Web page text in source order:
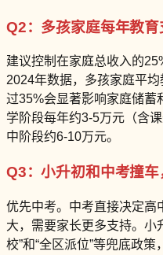
Q2：多孩家庭每年教育
建议控制在家庭总收入的
2024年数据，多孩家庭平
过35%会显著影响家庭储蓄
学阶段每年约3-5万元（含
中阶段约6-10万元。
Q3：小升初和中考撞车
优先中考。中考直接决定高
大，需要家长更多支持。小
校”和“全区派位”等兜底政